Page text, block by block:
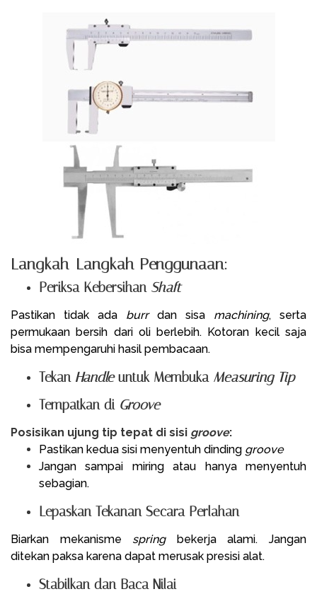
Langkah-Langkah Penggunaan:
Periksa Kebersihan Shaft
Pastikan tidak ada burrdan sisa machining, serta
permukaan bersih dari oli berlebih. Kotoran kecil saja
bisa mempengaruhi hasil pembacaan.
Tekan Handleuntuk Membuka Measuring Tip
Tempatkan di Groove
Posisikan ujung tip tepat di sisi groove:
Pastikan kedua sisi menyentuh dinding groove
Jangan sampai miring atau hanya menyentuh
sebagian.
Lepaskan Tekanan Secara Perlahan
Biarkan mekanisme springbekerja alami. Jangan
ditekan paksa karena dapat merusak presisi alat.
Stabilkan dan Baca Nilai